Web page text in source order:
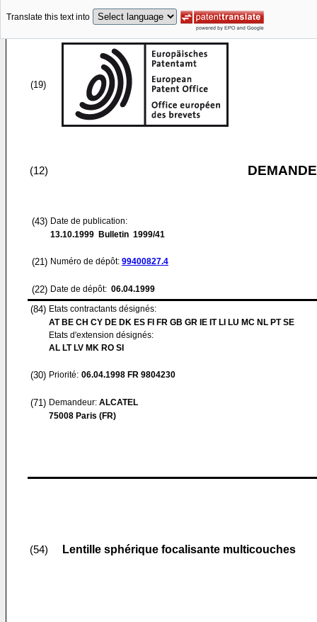
Translate this text into
(19)
(12)
(43) Date de publication:
13.10.1999 Bulletin 1999/41
(21) Numéro de dépôt: 99400827.4
(22) Date de dépôt: 06.04.1999
(84) Etats contractants désignés:
AT BE CH CY DE DK ES FI FR GB GR IE IT LI LU MC NL PT SE
Etats d'extension désignés:
AL LT LV MK RO SI
(30) Priorité: 06.04.1998 FR 9804230
(71) Demandeur: ALCATEL
75008 Paris (FR)
(54) Lentille sphérique focalisante multicouches